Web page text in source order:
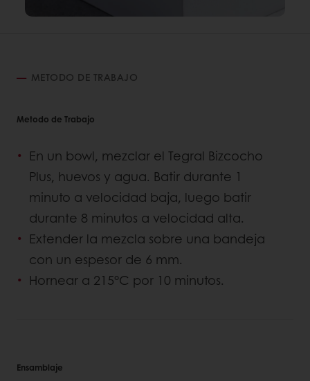
METODO DE TRABAJO
Metodo de Trabajo
En un bowl, mezclar el Tegral Bizcocho
Plus, huevos y agua. Batir durante 1
minuto a velocidad baja, luego batir
durante 8 minutos a velocidad alta.
Extender la mezcla sobre una bandeja
con un espesor de 6 mm.
Hornear a 215°C por 10 minutos.
Ensamblaje